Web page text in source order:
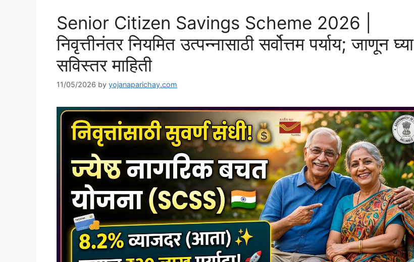
Senior Citizen Savings Scheme 2026 |
निवृत्तीनंतर नियमित उत्पन्नासाठी सर्वोत्तम पर्याय; जाणून घ्या
सविस्तर माहिती
11/05/2026 by yojanaparichay.com